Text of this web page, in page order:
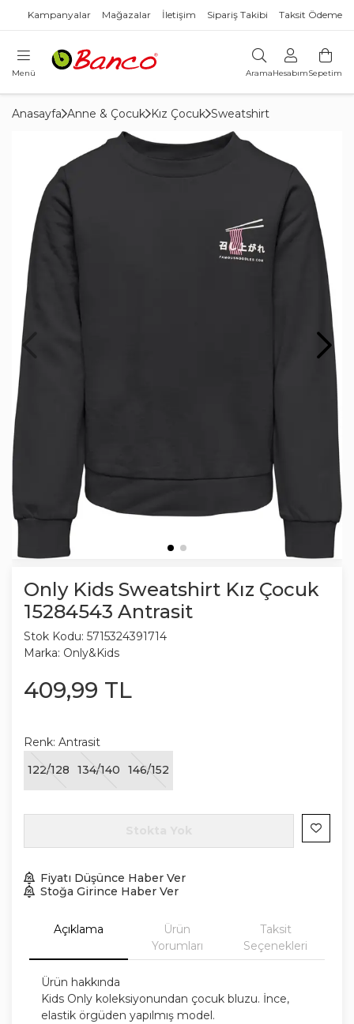
Kampanyalar Mağazalar İletişim Sipariş Takibi Taksit Ödeme
Menü AramaHesabımSepetim
Anasayfa Anne & Çocuk Kız Çocuk Sweatshirt
Only Kids Sweatshirt Kız Çocuk
15284543 Antrasit
Stok Kodu: 5715324391714
Marka: Only&Kids
409,99 TL
Renk: Antrasit
122/128
134/140 146/152
Fiyatı Düşünce Haber Ver
Stoğa Girince Haber Ver
Açıklama
Ürün
Yorumları
Taksit
Seçenekleri
Ürün hakkında
Kids Only koleksiyonundan çocuk bluzu. İnce,
elastik örgüden yapılmış model.